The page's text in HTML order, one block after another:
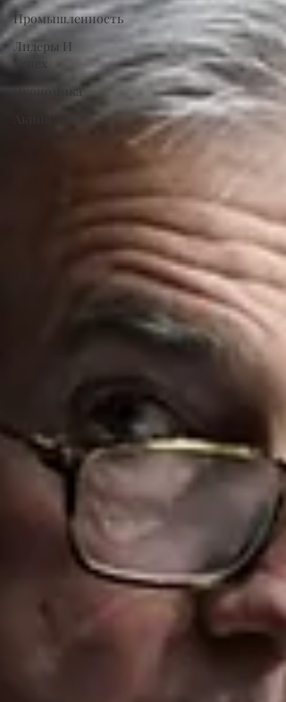
Промышленность
Лидеры И
Успех
Экономика